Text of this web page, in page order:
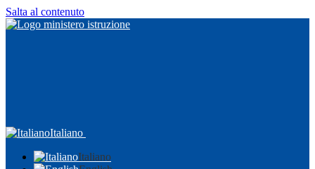
Salta al contenuto
Italiano
Italiano